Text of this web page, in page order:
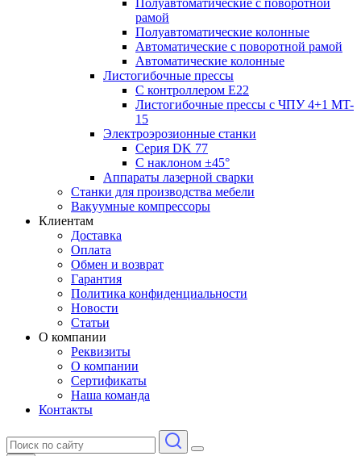
Полуавтоматические с поворотной
рамой
Полуавтоматические колонные
Автоматические с поворотной рамой
Автоматические колонные
Листогибочные прессы
С контроллером E22
Листогибочные прессы с ЧПУ 4+1 MT-
15
Электроэрозионные станки
Серия DK 77
С наклоном ±45°
Аппараты лазерной сварки
Станки для производства мебели
Вакуумные компрессоры
Клиентам
Доставка
Оплата
Обмен и возврат
Гарантия
Политика конфиденциальности
Новости
Статьи
О компании
Реквизиты
О компании
Сертификаты
Наша команда
Контакты